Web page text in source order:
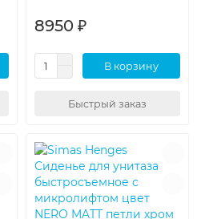
8950 ₽
В корзину
Быстрый заказ